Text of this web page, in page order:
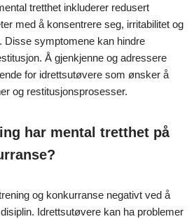
tretthet inkluderer redusert
med å konsentrere seg, irritabilitet og
Disse symptomene kan hindre
Å gjenkjenne og adressere
for idrettsutøvere som ønsker å
og restitusjonsprosesser.
har mental tretthet på
og konkurranse negativt ved å
Idrettsutøvere kan ha problemer